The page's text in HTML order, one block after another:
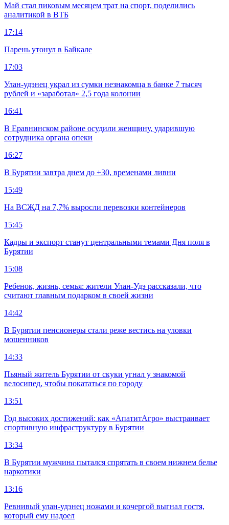
Май стал пиковым месяцем трат на спорт, поделились
аналитикой в ВТБ
17:14
Парень утонул в Байкале
17:03
Улан-удэнец украл из сумки незнакомца в банке 7 тысяч
рублей и «заработал» 2,5 года колонии
16:41
В Еравнинском районе осудили женщину, ударившую
сотрудника органа опеки
16:27
В Бурятии завтра днем до +30, временами ливни
15:49
На ВСЖД на 7,7% выросли перевозки контейнеров
15:45
Кадры и экспорт станут центральными темами Дня поля в
Бурятии
15:08
Ребенок, жизнь, семья: жители Улан-Удэ рассказали, что
считают главным подарком в своей жизни
14:42
В Бурятии пенсионеры стали реже вестись на уловки
мошенников
14:33
Пьяный житель Бурятии от скуки угнал у знакомой
велосипед, чтобы покататься по городу
13:51
Год высоких достижений: как «АпатитАгро» выстраивает
спортивную инфраструктуру в Бурятии
13:34
В Бурятии мужчина пытался спрятать в своем нижнем белье
наркотики
13:16
Ревнивый улан-удэнец ножами и кочергой выгнал гостя,
который ему надоел